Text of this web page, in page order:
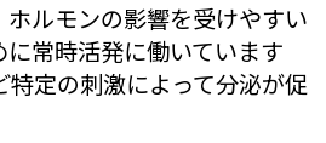
ルモンの影響を受けやすい
常時活発に働いています
定の刺激によって分泌が促